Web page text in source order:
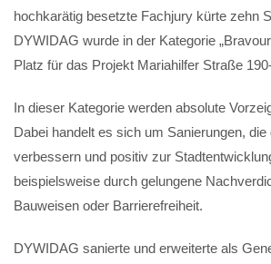
hochkarätig besetzte Fachjury kürte zehn
DYWIDAG wurde in der Kategorie
Platz für das Projekt Mariahilfer Straße
In dieser Kategorie werden absolute
Dabei handelt es sich um Sanierungen,
verbessern und positiv zur
beispielsweise durch gelungene
Bauweisen oder Barrierefreiheit.
DYWIDAG sanierte und erweiterte als